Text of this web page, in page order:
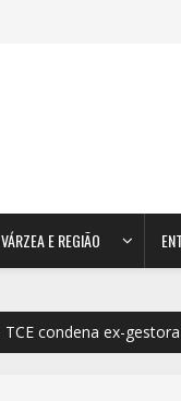
VÁRZEA E REGIÃO
TCE condena ex-